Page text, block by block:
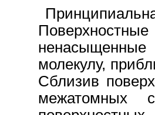
молекулу,
Сблизив
межатомных